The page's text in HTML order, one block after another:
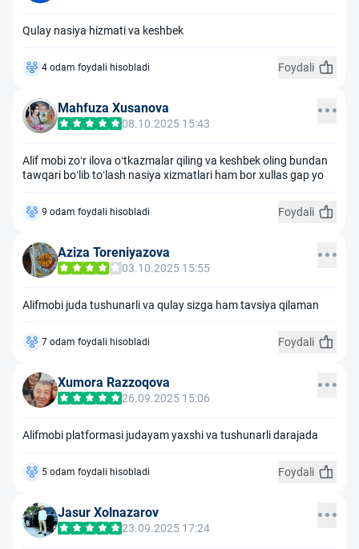
Qulay nasiya hizmati va keshbek
Foydali
4 odam foydali hisobladi
Mahfuza Xusanova
08.10.2025 15:43
Alif mobi zoʻr ilova oʻtkazmalar qiling va keshbek oling bundan
tawqari boʻlib toʻlash nasiya xizmatlari ham bor xullas gap yo
Foydali
9 odam foydali hisobladi
Aziza Toreniyazova
03.10.2025 15:55
Alifmobi juda tushunarli va qulay sizga ham tavsiya qilaman
Foydali
7 odam foydali hisobladi
Xumora Razzoqova
26.09.2025 15:06
Alifmobi platformasi judayam yaxshi va tushunarli darajada
Foydali
5 odam foydali hisobladi
Jasur Xolnazarov
23.09.2025 17:24